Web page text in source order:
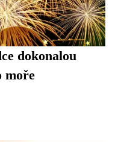
dokonalou
moře